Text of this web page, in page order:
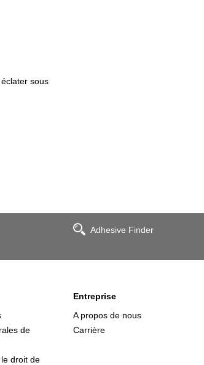
sous
Adhesive Finder
de
droit de
Entreprise
A propos de nous
Carrière